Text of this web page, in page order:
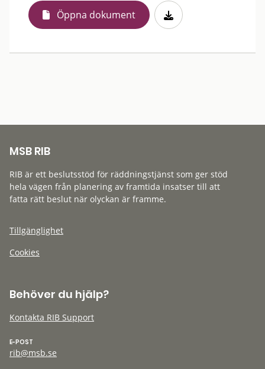
Öppna dokument
MSB RIB
RIB är ett beslutsstöd för räddningstjänst som ger stöd
hela vägen från planering av framtida insatser till att
fatta rätt beslut när olyckan är framme.
Tillgänglighet
Cookies
Behöver du hjälp?
Kontakta RIB Support
E-POST
rib@msb.se